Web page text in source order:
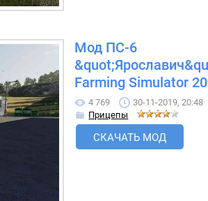
Мод ПС-6
Farming Simulator
4 769
30-11-2019, 20:48
Прицепы
СКАЧАТЬ МОД